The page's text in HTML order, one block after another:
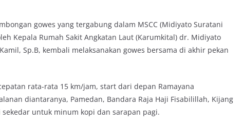
gowes yang tergabung dalam MSCC (Midiyato Suratani
Kepala Rumah Sakit Angkatan Laut (Karumkital) dr. Midiyato
Sp.B, kembali melaksanakan gowes bersama di akhir pekan
rata-rata 15 km/jam, start dari depan Ramayana
diantaranya, Pamedan, Bandara Raja Haji Fisabilillah, Kijang
untuk minum kopi dan sarapan pagi.